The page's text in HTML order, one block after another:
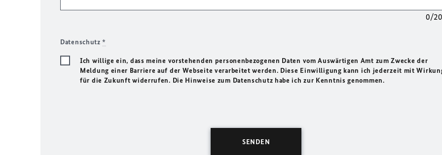
0/
Datenschutz*
Ich willige ein, dass meine vorstehenden personenbezogenen Daten vom Auswärtigen Amt zum Zwecke der
Meldung einer Barriere auf der Webseite verarbeitet werden. Diese Einwilligung kann ich jederzeit mit
für die Zukunft widerrufen. Die Hinweise zum Datenschutz habe ich zur Kenntnis genommen.